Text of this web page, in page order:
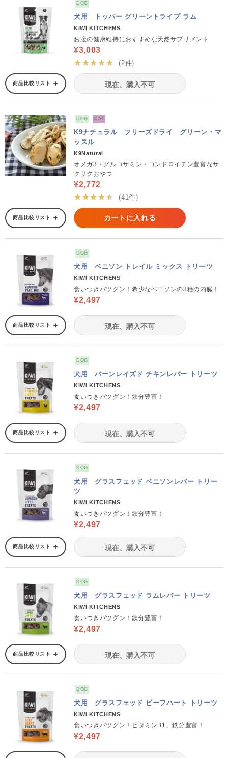
DOG
犬用 トッパー グリーントライプ ラム
KIWI KITCHENS
お腹の健康維持におすすめな天然サプリメント
¥3,003
★★★★★
(2件)
商品比較リスト 現在、購入不可
DOG CAT
K9ナチュラル フリーズドライ グリーン・マ
ッスル
K9Natural
オメガ3・グルコサミン・コンドロイチン豊富なサ
クサクおやつ
¥2,772
★★★★★
(41件)
商品比較リスト カートに入れる
DOG
犬用 ベニソン トレイル ミックス トリーツ
KIWI KITCHENS
食いつきバツグン！希少なベニソンの3種の内臓！
¥2,497
商品比較リスト 現在、購入不可
DOG
犬用 バーンレイズド チキンレバー トリーツ
KIWI KITCHENS
食いつきバツグン！鉄分豊富！
¥2,497
商品比較リスト 現在、購入不可
DOG
犬用 グラスフェッド ベニソンレバー トリー
ツ
KIWI KITCHENS
食いつきバツグン！鉄分豊富！
¥2,497
商品比較リスト 現在、購入不可
DOG
犬用 グラスフェッド ラムレバー トリーツ
KIWI KITCHENS
食いつきバツグン！鉄分豊富！
¥2,497
商品比較リスト 現在、購入不可
DOG
犬用 グラスフェッド ビーフハート トリーツ
KIWI KITCHENS
食いつきバツグン！ビタミンB1、鉄分豊富！
¥2,497